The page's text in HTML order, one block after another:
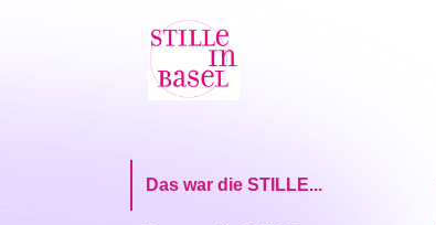
Das war die STILLE...